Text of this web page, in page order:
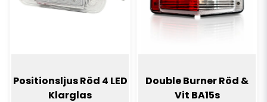
Positionsljus Röd 4 LED
Klarglas
Double Burner Röd &
Vit BA15s